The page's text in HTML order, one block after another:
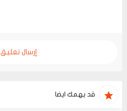
إرسال تعليق
قد يهمك ايضا